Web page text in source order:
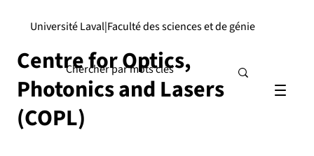
Centre for Optics,
Photonics and Lasers
(COPL)
|
Université Laval Faculté des sciences et de génie